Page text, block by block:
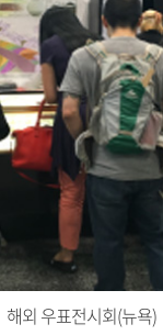
해외 우표전시회(뉴욕)